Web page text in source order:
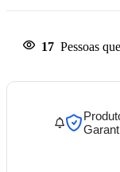
17 Pessoas